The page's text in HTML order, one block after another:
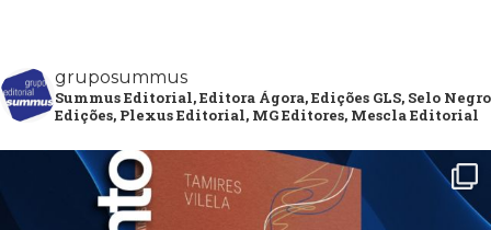
gruposummus
Summus Editorial, Editora Ágora, Edições GLS, Selo Negro
Edições, Plexus Editorial, MG Editores, Mescla Editorial